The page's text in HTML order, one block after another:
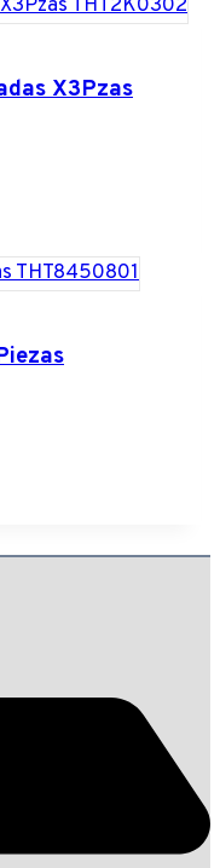
es:
X3Pzas